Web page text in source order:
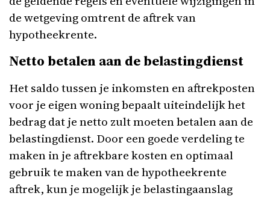
de wetgeving omtrent de aftrek van
hypotheekrente.
Netto betalen aan de belastingdienst
Het saldo tussen je inkomsten en aftrekposten
voor je eigen woning bepaalt uiteindelijk het
bedrag dat je netto zult moeten betalen aan de
belastingdienst. Door een goede verdeling te
maken in je aftrekbare kosten en optimaal
gebruik te maken van de hypotheekrente
aftrek, kun je mogelijk je belastingaanslag